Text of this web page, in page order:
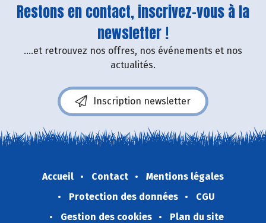
Restons en contact, inscrivez-vous à la
newsletter !
....et retrouvez nos offres, nos événements et nos
actualités.
Inscription newsletter
Accueil Contact
Mentions légales
Protection des données
CGU
Gestion des cookies
Plan du site